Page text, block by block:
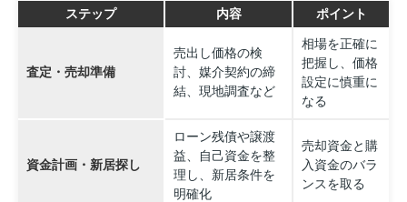
ステップ 内容 ポイント
査定・売却準備
売出し価格の検
討、媒介契約の締
結、現地調査など
相場を正確に
把握し、価格
設定に慎重に
なる
資金計画・新居探し
ローン残債や譲渡
益、自己資金を整
理し、新居条件を
明確化
売却資金と購
入資金のバラ
ンスを取る